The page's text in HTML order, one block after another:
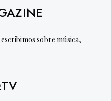
sobre música,